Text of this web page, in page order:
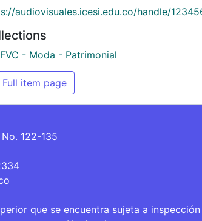
audiovisuales.icesi.edu.co/handle/
- Moda - Patrimonial
Full item page
122-135
que se encuentra sujeta a